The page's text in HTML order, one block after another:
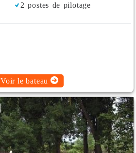
2 postes de pilotage
Voir le bateau